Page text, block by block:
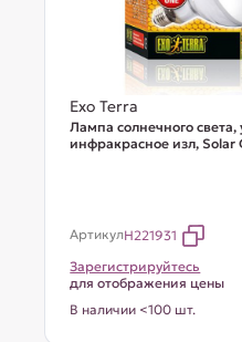
Exo Terra
Лампа солнечного
инфракрасное изл, Solar
АртикулH221931
Зарегистрируйтесь
для отображения цены
В наличии <100 шт.